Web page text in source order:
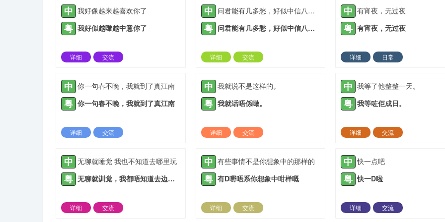
中 我好像越来越喜欢你了
粤 我好似越嚟越中意你了
详细
交流
中 问君能有几多愁，好似中信八十楼
粤 问君能有几多愁，好似中信八十楼
详细
交流
中 有宵夜，无过夜
粤 有宵夜，无过夜
详细
日常
中 你一句春不晚，我就到了真江南
粤 你一句春不晚，我就到了真江南
详细
交流
中 我就说不是这样的。
粤 我就话唔係噉。
详细
交流
中 我等了他整整一天。
粤 我等咗佢成日。
详细
交流
中 无聊就睡觉 我也不知道去哪里玩
粤 无聊就训觉，我都唔知道去边度玩。
详细
交流
中 有些事情不是你想象中的那样的
粤 有D嘢唔系你想象中咁样嘅
详细
交流
中 快一点吧
粤 快一D啦
详细
交流